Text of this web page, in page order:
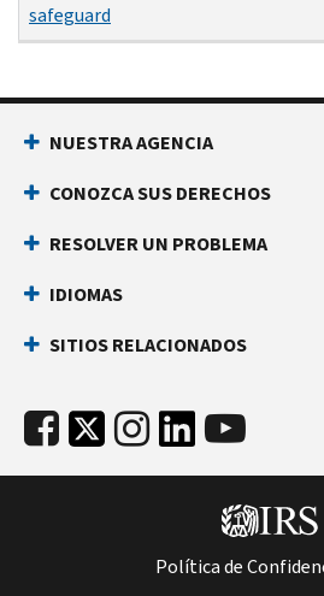
safeguard
NUESTRA AGENCIA
CONOZCA SUS DERECHOS
RESOLVER UN PROBLEMA
IDIOMAS
SITIOS RELACIONADOS
Política de